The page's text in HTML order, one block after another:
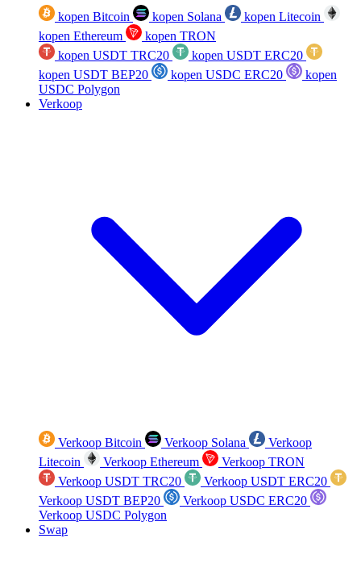
kopen Bitcoin kopen Solana
kopen Litecoin
kopen Ethereum
kopen TRON
kopen USDT TRC20
kopen USDT ERC20
kopen USDT BEP20
kopen USDC ERC20
kopen
USDC Polygon
Verkoop
Verkoop Bitcoin Verkoop Solana
Verkoop
Litecoin
Verkoop Ethereum
Verkoop TRON
Verkoop USDT TRC20
Verkoop USDT ERC20
Verkoop USDT BEP20
Verkoop USDC ERC20
Verkoop USDC Polygon
Swap